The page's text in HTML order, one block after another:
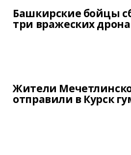
Башкирские бойцы
три вражеских
Жители
отправили в Курск